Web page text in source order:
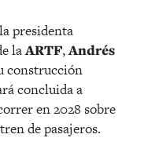
presidenta
laARTF,Andrés
construcción
concluida a
en 2028 sobre
de pasajeros.